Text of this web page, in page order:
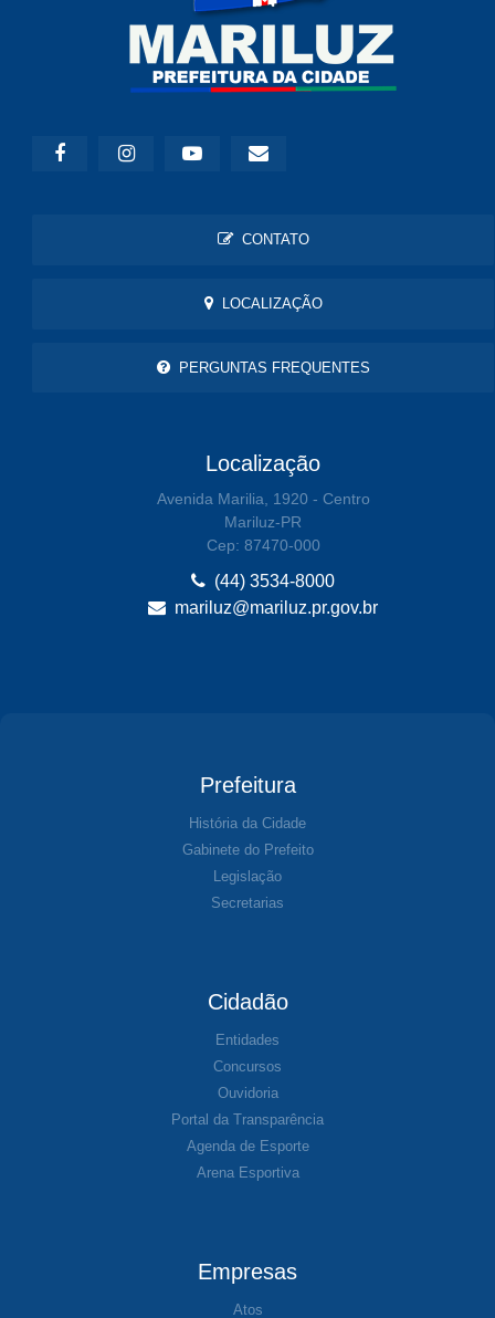
CONTATO
LOCALIZAÇÃO
PERGUNTAS FREQUENTES
Localização
Avenida Marilia, 1920 - Centro
Mariluz-PR
Cep: 87470-000
(44) 3534-8000
mariluz@mariluz.pr.gov.br
Prefeitura
História da Cidade
Gabinete do Prefeito
Legislação
Secretarias
Cidadão
Entidades
Concursos
Ouvidoria
Portal da Transparência
Agenda de Esporte
Arena Esportiva
Empresas
Atos